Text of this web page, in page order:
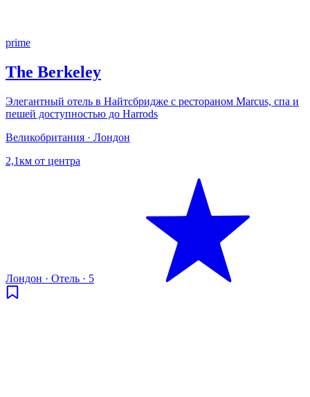
prime
The Berkeley
Элегантный отель в Найтсбридже с рестораном Marcus, спа и
пешей доступностью до Harrods
Великобритания · Лондон
2,1км от центра
Лондон · Отель · 5